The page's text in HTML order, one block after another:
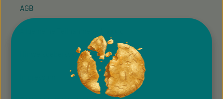
AGB
Hinweisgeber­system